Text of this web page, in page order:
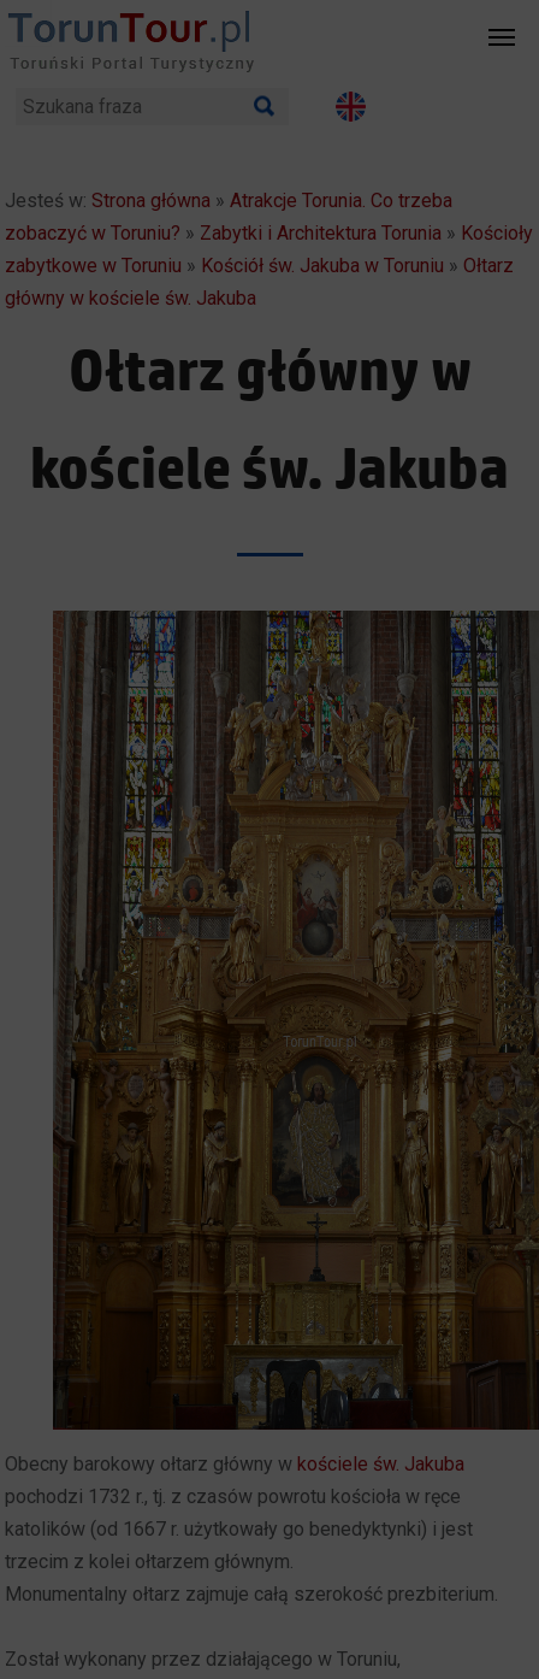
Jesteś w: Strona główna »Atrakcje Torunia. Co trzeba
zobaczyć w Toruniu? » Zabytki i Architektura Torunia » Kościoły
zabytkowe w Toruniu » Kościół św. Jakuba w Toruniu » Ołtarz
główny w kościele św. Jakuba
Ołtarz główny w
kościele św. Jakuba
Obecny barokowy ołtarz główny w kościele św. Jakuba
pochodzi 1732 r., tj. z czasów powrotu kościoła w ręce
katolików (od 1667 r. użytkowały go benedyktynki) i jest
trzecim z kolei ołtarzem głównym.
Monumentalny ołtarz zajmuje całą szerokość prezbiterium.
Został wykonany przez działającego w Toruniu,